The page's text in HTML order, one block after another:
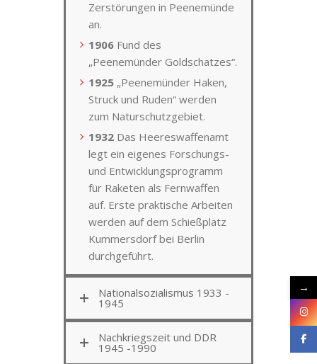
Zerstörungen in Peenemünde
an.
1906 Fund des
„Peenemünder Goldschatzes“.
1925 „Peenemünder Haken,
Struck und Ruden“ werden
zum Naturschutzgebiet.
1932 Das Heereswaffenamt
legt ein eigenes Forschungs-
und Entwicklungsprogramm
für Raketen als Fernwaffen
auf. Erste praktische Arbeiten
werden auf dem Schießplatz
Kummersdorf bei Berlin
durchgeführt.
Nationalsozialismus 1933 -
1945
Nachkriegszeit und DDR
1945 -1990
→